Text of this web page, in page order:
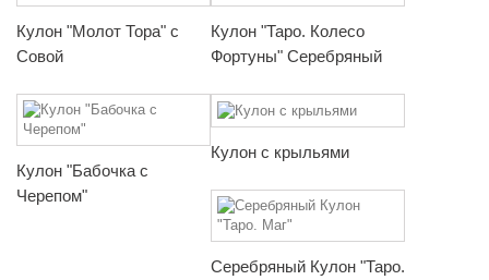
Кулон "Молот Тора" с
Совой
Кулон "Таро. Колесо
Фортуны" Серебряный
Кулон "Бабочка с
Черепом"
Кулон с крыльями
Серебряный Кулон "Таро.